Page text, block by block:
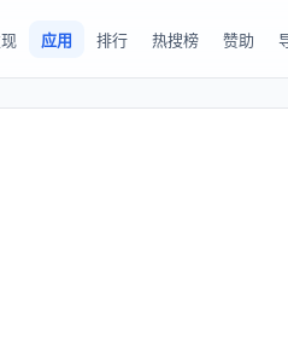
应用 排行 热搜榜 赞助